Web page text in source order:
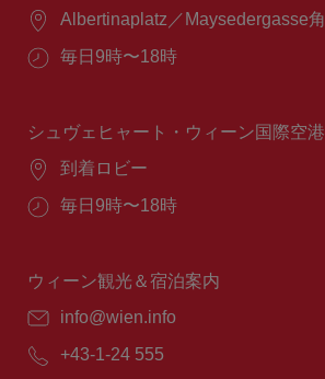
場
Albertinaplatz／Maysedergasse角
営
間：
毎日9時〜18時
シュヴェヒャート・ウィーン国際空港
場
到着ロビー
営
間：
毎日9時〜18時
ウィーン観光＆宿泊案内
E
ー
info@wien.info
電
+43-1-24 555